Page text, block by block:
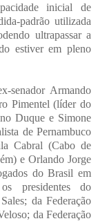
inicial de
padrão utilizada
ultrapassar a
estiver em pleno
senador Armando
Pimentel (líder do
Duque e Simone
de Pernambuco
Cabral (Cabo de
e Orlando Jorge
do Brasil em
presidentes do
da Federação
da Federação